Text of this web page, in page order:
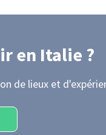
en Italie ?
de lieux et